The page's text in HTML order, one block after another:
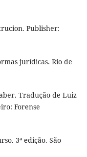
Publisher:
jurídicas. Rio de
Tradução de Luiz
Forense
3ª edição. São